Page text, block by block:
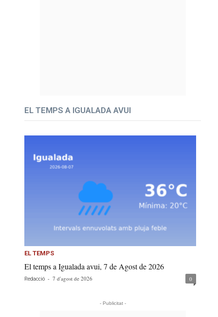
EL TEMPS A IGUALADA AVUI
EL TEMPS
El temps a Igualada avui, 7 de Agost de 2026
Redacció - 7 d'agost de 2026 0
- Publicitat -